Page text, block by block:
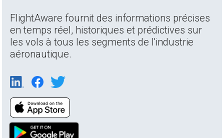
FlightAware fournit des informations précises
en temps réel, historiques et prédictives sur
les vols à tous les segments de l'industrie
aéronautique.